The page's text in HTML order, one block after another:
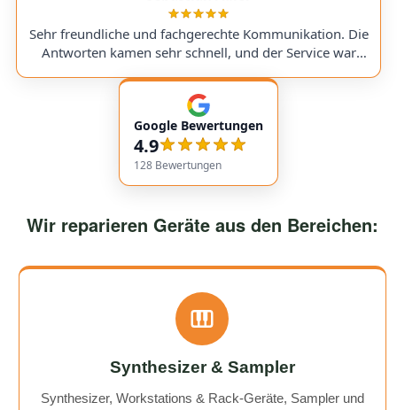
sent in my Victory V4 Amp (Duchess). While waiting for
a replacement part, I was always kept fully informed. I
would use them again anytime!
Sehr freundliche und fachgerechte Kommunikation. Die
Antworten kamen sehr schnell, und der Service war
empfehlenswert! Very friendly and professional
communication. Responses came very quickly, and the
service overall was extremely friendly and reliable.
Highly recommended!
Google Bewertungen
4.9
128 Bewertungen
Wir reparieren Geräte aus den Bereichen:
Synthesizer & Sampler
Synthesizer, Workstations & Rack-Geräte, Sampler und